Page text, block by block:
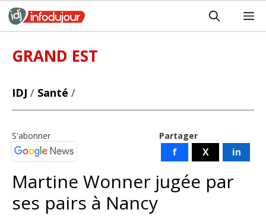
Aller
au
GRAND EST
IDJ / Santé /
Partager
f X in
S'abonner
Martine Wonner jugée par
ses pairs à Nancy